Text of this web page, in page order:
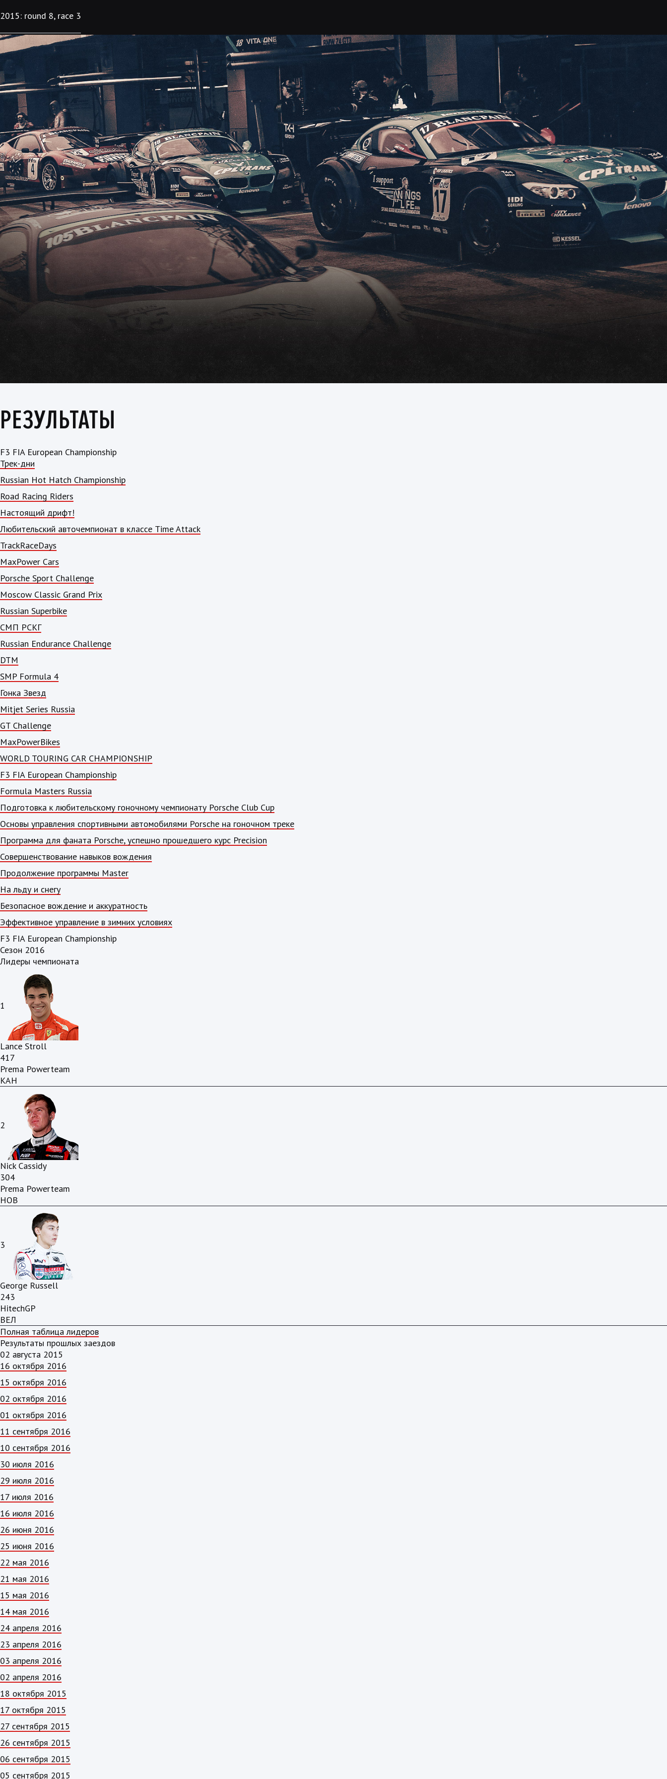
РЕЗУЛЬТАТЫ
F3 FIA European Championship
Трек-дни
Russian Hot Hatch Championship
Road Racing Riders
Настоящий дрифт!
Любительский авточемпионат в классе Time Attack
TrackRaceDays
MaxPower Cars
Porsche Sport Challenge
Moscow Classic Grand Prix
Russian Superbike
СМП РСКГ
Russian Endurance Challenge
DTM
SMP Formula 4
Гонка Звезд
Mitjet Series Russia
GT Challenge
MaxPowerBikes
WORLD TOURING CAR CHAMPIONSHIP
F3 FIA European Championship
Formula Masters Russia
Подготовка к любительскому гоночному чемпионату Porsche Club Cup
Основы управления спортивными автомобилями Porsche на гоночном треке
Программа для фаната Porsche, успешно прошедшего курс Precision
Совершенствование навыков вождения
Продолжение программы Master
На льду и снегу
Безопасное вождение и аккуратность
Эффективное управление в зимних условиях
F3 FIA European Championship
Сезон 2016
Лидеры чемпионата
1
Lance Stroll
417
Prema Powerteam
КАН
2
Nick Cassidy
304
Prema Powerteam
НОВ
3
George Russell
243
HitechGP
ВЕЛ
Полная таблица лидеров
Результаты прошлых заездов
02 августа 2015
16 октября 2016
15 октября 2016
02 октября 2016
01 октября 2016
11 сентября 2016
10 сентября 2016
30 июля 2016
29 июля 2016
17 июля 2016
16 июля 2016
26 июня 2016
25 июня 2016
22 мая 2016
21 мая 2016
15 мая 2016
14 мая 2016
24 апреля 2016
23 апреля 2016
03 апреля 2016
02 апреля 2016
18 октября 2015
17 октября 2015
27 сентября 2015
26 сентября 2015
06 сентября 2015
05 сентября 2015
2015: round 8, race 3